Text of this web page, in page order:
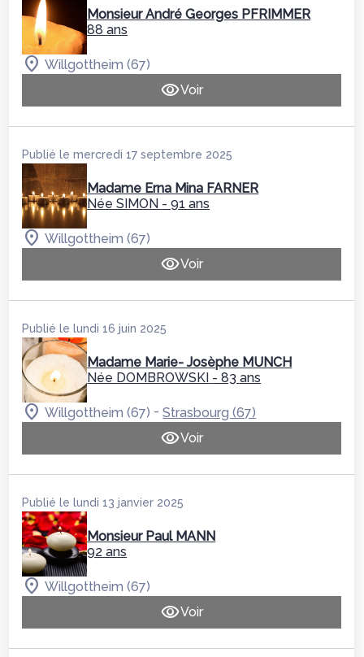
Monsieur André Georges PFRIMMER
88 ans
Willgottheim (67)
Voir
Publié le mercredi 17 septembre 2025
Madame Erna Mina FARNER
Née SIMON - 91 ans
Willgottheim (67)
Voir
Publié le lundi 16 juin 2025
Madame Marie- Josèphe MUNCH
Née DOMBROWSKI - 83 ans
Willgottheim (67) -Strasbourg (67)
Voir
Publié le lundi 13 janvier 2025
Monsieur Paul MANN
92 ans
Willgottheim (67)
Voir